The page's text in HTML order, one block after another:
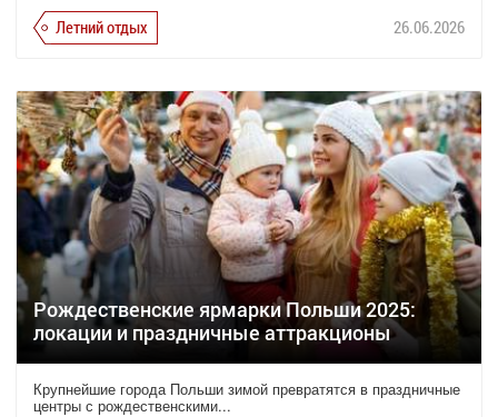
Летний отдых 26.06.2026
Рождественские ярмарки Польши 2025:
локации и праздничные аттракционы
Крупнейшие города Польши зимой превратятся в праздничные
центры с рождественскими...